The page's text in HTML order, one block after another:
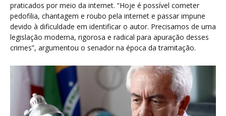
praticados por meio da internet. “Hoje é possível cometer
pedofilia, chantagem e roubo pela internet e passar impune
devido à dificuldade em identificar o autor. Precisamos de uma
legislação moderna, rigorosa e radical para apuração desses
crimes”, argumentou o senador na época da tramitação.